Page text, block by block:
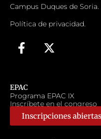
Campus Duques de
Política de privacidad.
EPAC
Programa EPAC IX
Inscríbete en el congreso
Inscripciones abiertas